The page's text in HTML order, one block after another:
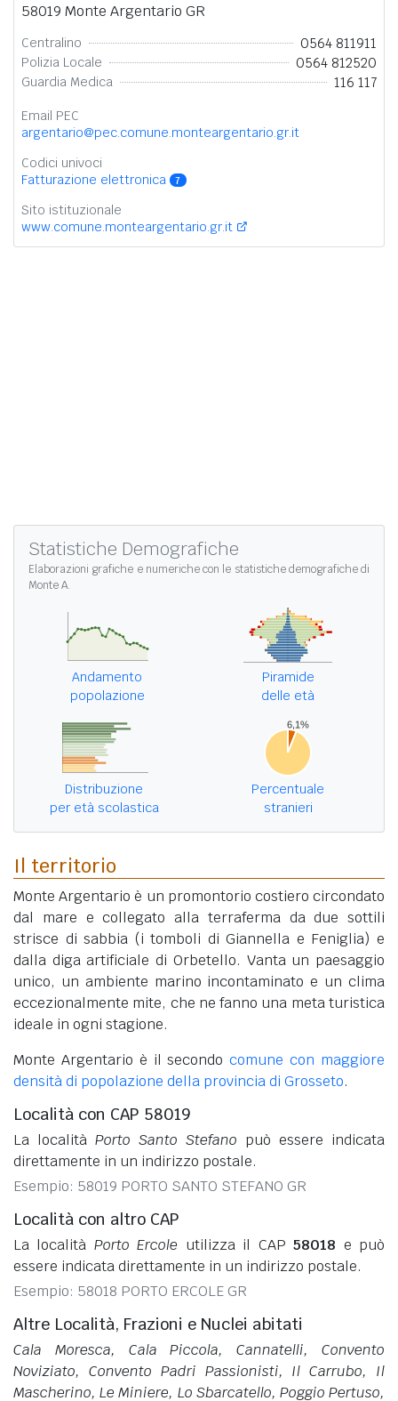
58019 Monte Argentario GR
Centralino 0564 811911
Polizia Locale 0564 812520
Guardia Medica 116 117
Email PEC
argentario@pec.comune.monteargentario.gr.it
Codici univoci
Fatturazione elettronica
7
Sito istituzionale
www.comune.monteargentario.gr.it
Statistiche Demografiche
Elaborazioni grafiche e numeriche con le statistiche demografiche di
Monte A.
Andamento
popolazione
Piramide
delle età
Distribuzione
per età scolastica
Percentuale
stranieri
Il territorio
Monte Argentario è un promontorio costiero circondato
dal mare e collegato alla terraferma da due sottili
strisce di sabbia (i tomboli di Giannella e Feniglia) e
dalla diga artificiale di Orbetello. Vanta un paesaggio
unico, un ambiente marino incontaminato e un clima
eccezionalmente mite, che ne fanno una meta turistica
ideale in ogni stagione.
Monte Argentario è il secondocomune con maggiore
densità di popolazione della provincia di Grosseto.
Località con CAP 58019
La località Porto Santo Stefano può essere indicata
direttamente in un indirizzo postale.
Esempio: 58019 PORTO SANTO STEFANO GR
Località con altro CAP
La località Porto Ercole utilizza il CAP58018 e può
essere indicata direttamente in un indirizzo postale.
Esempio: 58018 PORTO ERCOLE GR
Altre Località, Frazioni e Nuclei abitati
Cala Moresca, Cala Piccola, Cannatelli, Convento
Noviziato, Convento Padri Passionisti, Il Carrubo, Il
Mascherino, Le Miniere, Lo Sbarcatello, Poggio Pertuso,